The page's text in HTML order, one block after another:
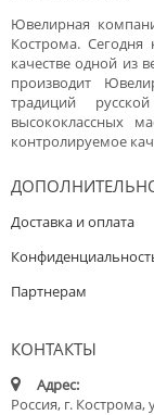
Ювелирная
Кострома. Сегодня
качестве одной из
производит
традиций
высококлассных
контролируемое
Доставка и оплата
Партнерам
КОНТАКТЫ
Адрес:
Россия, г.